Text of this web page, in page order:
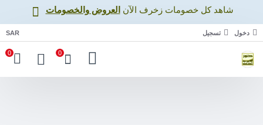
شاهد كل خصومات زخرف اﻵن العروض والخصومات
دخول تسجيل SAR
0
0